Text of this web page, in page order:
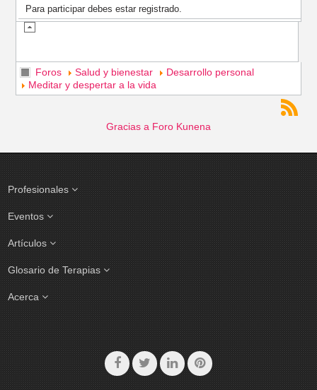
Para participar debes estar registrado.
Foros Salud y bienestar
Desarrollo personal
Meditar y despertar a la vida
Gracias a Foro Kunena
Profesionales
Eventos
Artículos
Glosario de Terapias
Acerca